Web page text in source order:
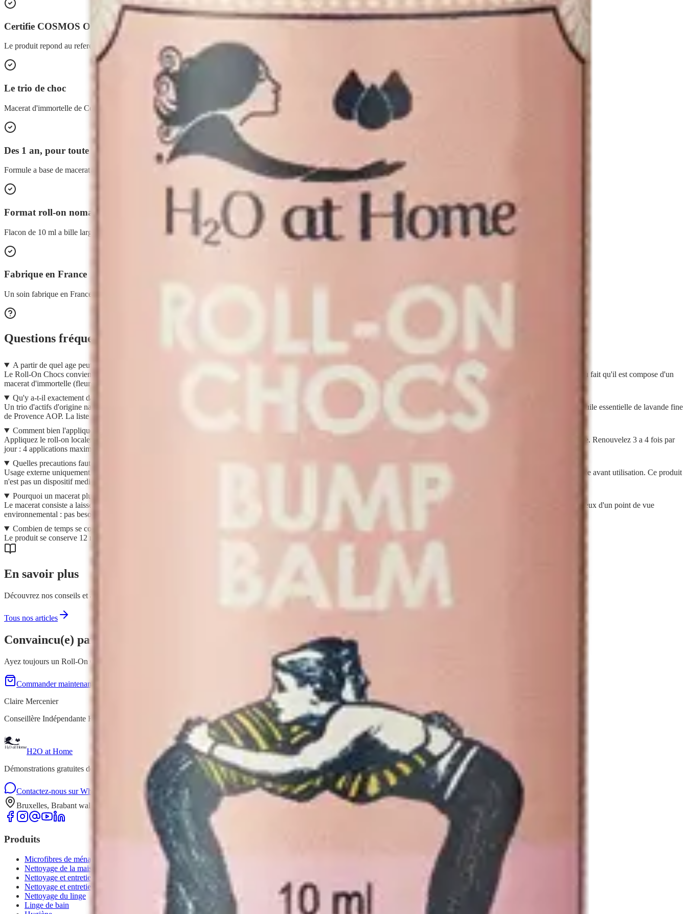
Certifie COSMOS ORGANIC
Le produit repond au referentiel cosmetique bio COSMOS ORGANIC.
Le trio de choc
Macerat d'immortelle de Corse, huile de calophylle jaune et huile essentielle de lavande fine de Provence AOP.
Des 1 an, pour toute la famille
Formule a base de macerat (et non d'huile essentielle d'immortelle), adaptee aux enfants a partir de 1 an.
Format roll-on nomade
Flacon de 10 ml a bille large en verre : application precise et hygienique, sans se salir les mains.
Fabrique en France
Un soin fabrique en France, en flacon de verre ambre a l'emballage majoritairement recyclable.
Questions fréquentes
A partir de quel age peut-on l'utiliser ?
Le Roll-On Chocs convient a toute la famille, y compris les enfants a partir de 1 an. Il ne doit pas etre utilise chez les enfants de moins d'un an. Sa securite pour les tout-petits vient du fait qu'il est compose d'un
macerat d'immortelle (fleurs qui ont macere dans de l'huile), et non d'huile essentielle d'immortelle, non adaptee aux tres jeunes enfants.
Qu'y a-t-il exactement dans la formule ?
Un trio d'actifs d'origine naturelle : un macerat huileux d'immortelle (helichryse italienne) de Corse, une huile vegetale de calophylle jaune (tamanu) de Madagascar et une touche d'huile essentielle de lavande fine
de Provence AOP. La liste INCI complete figure sur l'emballage.
Comment bien l'appliquer ?
Appliquez le roll-on localement des que possible apres un petit choc, puis massez legerement en mouvements circulaires du centre vers l'exterieur si la zone n'est pas trop douloureuse. Renouvelez 3 a 4 fois par
jour : 4 applications maximum pour les adultes, 3 pour les enfants.
Quelles precautions faut-il respecter ?
Usage externe uniquement, ne pas ingerer. Evitez tout contact avec les yeux et les muqueuses, et ne pas utiliser sur les plaies ou les eraflures. Lisez les precautions d'emploi et la notice avant utilisation. Ce produit
n'est pas un dispositif medical et ne remplace pas un traitement medical si necessaire.
Pourquoi un macerat plutot qu'une huile essentielle d'immortelle ?
Le macerat consiste a laisser infuser les fleurs directement dans de l'huile pendant plusieurs jours (environ 25). C'est plus doux et donc plus sur pour les enfants, mais aussi plus vertueux d'un point de vue
environnemental : pas besoin d'eau ni d'electricite, et une economie de fleurs d'environ 28% par rapport a une huile essentielle diluee.
Combien de temps se conserve-t-il et comment le ranger ?
Le produit se conserve 12 mois apres ouverture. Rangez-le a l'abri de l'air, de la lumiere et de la chaleur afin d'eviter l'oxydation des huiles vegetales et essentielles.
En savoir plus
Découvrez nos conseils et astuces pour tirer le meilleur parti de vos produits H2O at Home.
Tous nos articles
Convaincu(e) par
Ayez toujours un Roll-On Chocs a portee de main !
Commander maintenant
Claire Mercenier
Conseillère Indépendante H2O at Home
H2O at Home
Démonstrations gratuites de produits de nettoyage écologiques à domicile à Bruxelles, en Brabant wallon, Namur, Liège et Luxembourg.
Contactez-nous sur WhatsApp
Formulaire de contact
Bruxelles, Brabant wallon, Namur, Liège, Luxembourg
Produits
Microfibres de ménage
Nettoyage de la maison
Nettoyage et entretien du sol
Nettoyage et entretien vaisselle
Nettoyage du linge
Linge de bain